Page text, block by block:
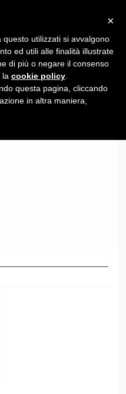
×
utilizzati si avvalgono
ed utili alle finalità illustrate
di più o negare il consenso
la cookie policy
questa pagina, cliccando
in altra maniera,